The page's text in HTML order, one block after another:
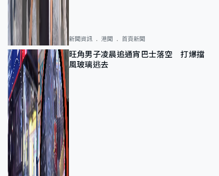
新聞資訊 港聞 首頁新聞
旺角男子凌晨追通宵巴士落空 打爆擋
風玻璃逃去